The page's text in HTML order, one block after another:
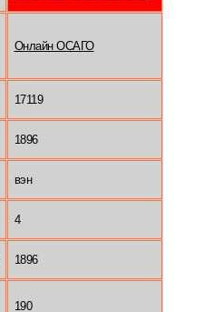
Онлайн ОСАГО
17119
1896
вэн
4
1896
190